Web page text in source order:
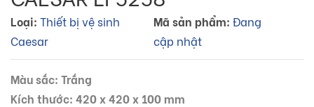
Loại: Thiết bị vệ sinh
Caesar
Mã sản phẩm: Đang
cập nhật
Màu sắc: Trắng
Kích thước: 420 x 420 x 100 mm